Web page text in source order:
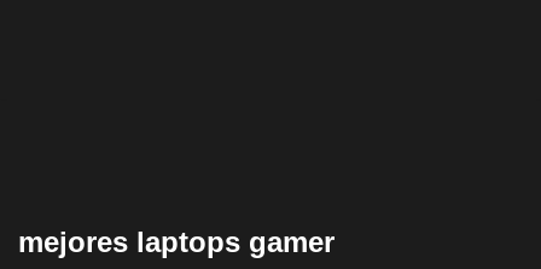
mejores laptops gamer